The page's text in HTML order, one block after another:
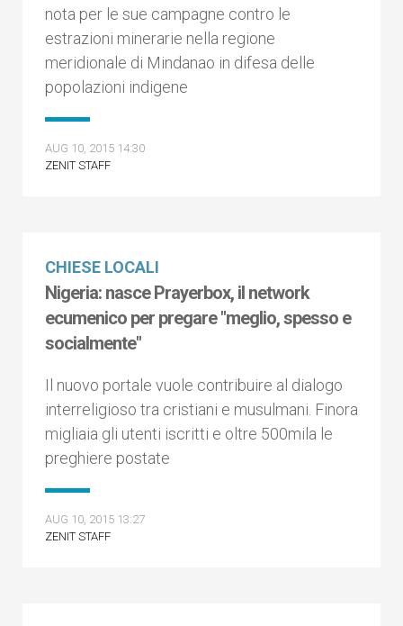
nota per le sue campagne contro le
estrazioni minerarie nella regione
meridionale di Mindanao in difesa delle
popolazioni indigene
AUG 10, 2015 14:30
ZENIT STAFF
CHIESE LOCALI
Nigeria: nasce Prayerbox, il network
ecumenico per pregare "meglio, spesso e
socialmente"
Il nuovo portale vuole contribuire al dialogo
interreligioso tra cristiani e musulmani. Finora
migliaia gli utenti iscritti e oltre 500mila le
preghiere postate
AUG 10, 2015 13:27
ZENIT STAFF